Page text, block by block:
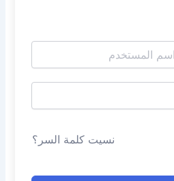
نسيت كلمة السر؟